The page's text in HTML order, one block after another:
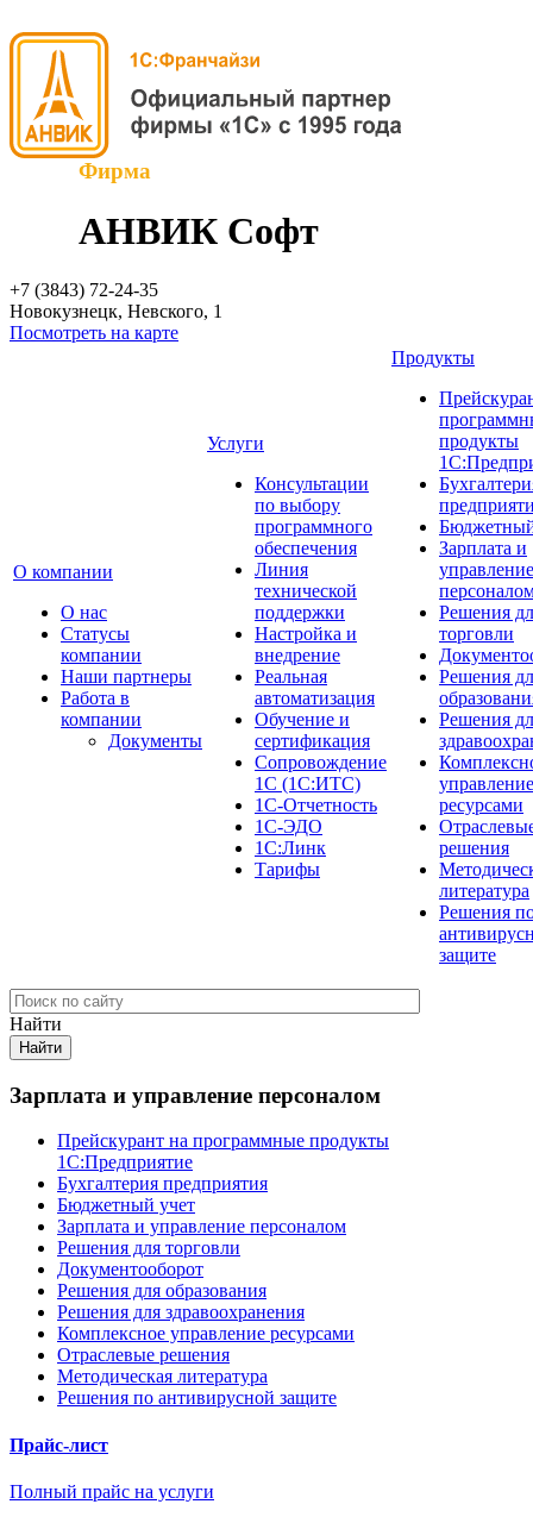
Фирма
АНВИК Софт
+7 (3843) 72-24-35
Новокузнецк, Невского, 1
Посмотреть на карте
О компании
О нас
Cтатусы
компании
Наши партнеры
Работа в
компании
Документы
Услуги
Консультации
по выбору
программного
обеспечения
Линия
технической
поддержки
Настройка и
внедрение
Реальная
автоматизация
Обучение и
сертификация
Сопровождение
1С (1С:ИТС)
1С-Отчетность
1С-ЭДО
1С:Линк
Тарифы
Продукты
продукты
Зарплата и
управление
Решения
торговли
Решения
Решения
управление
ресурсами
решения
литература
Решения
защите
Найти
Зарплата и управление персоналом
Прейскурант на программные продукты
1С:Предприятие
Бухгалтерия предприятия
Бюджетный учет
Зарплата и управление персоналом
Решения для торговли
Документооборот
Решения для образования
Решения для здравоохранения
Комплексное управление ресурсами
Отраслевые решения
Методическая литература
Решения по антивирусной защите
Прайс-лист
Полный прайс на услуги